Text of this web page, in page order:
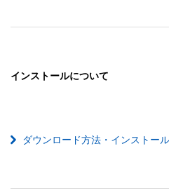
インストールについて
ダウンロード方法・インストー